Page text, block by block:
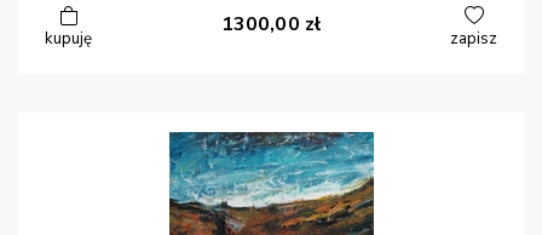
kupuję
1300,00 zł
zapisz